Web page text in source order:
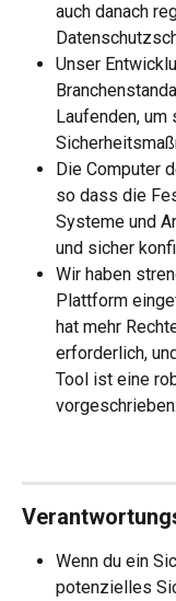
auch danach
Unser
Laufenden,
Die Computer
so dass die
Systeme und
und sicher
Wir haben
Plattform
hat mehr
erforderlich,
Tool ist eine
vorgeschrieben.
Wenn du ein
potenzielles